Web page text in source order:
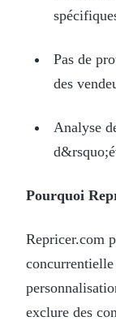
Pas de
des
Analyse
Pourquoi
Repricer.com
exclure des